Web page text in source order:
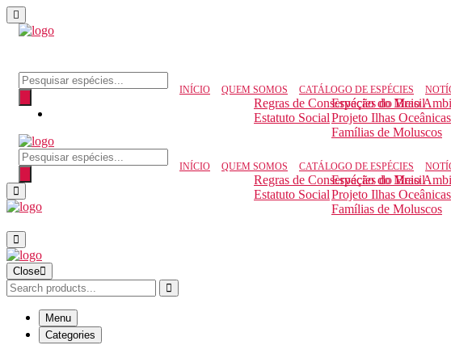
Pesquisar produtos
INÍCIO QUEM SOMOS
Regras de Conservação do Meio
Estatuto Social
CATÁLOGO DE ESPÉCIES
Espécies do Brasil
Projeto Ilhas Oceânicas
Famílias de Moluscos
Pesquisar produtos
INÍCIO QUEM SOMOS
Regras de Conservação do Meio
Estatuto Social
CATÁLOGO DE ESPÉCIES
Espécies do Brasil
Projeto Ilhas Oceânicas
Famílias de Moluscos
Close
Menu
Categories